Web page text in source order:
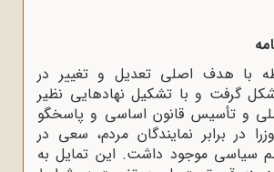
با هدف اصلی تعدیل و تغییر در
گرفت و با تشکیل نهادهایی نظیر
و تأسیس قانون اساسی و پاسخگو
در برابر نمایندگان مردم، سعی در
سیاسی موجود داشت. این تمایل به